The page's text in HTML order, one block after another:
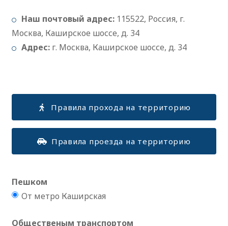
Наш почтовый адрес: 115522, Россия, г.
Москва, Каширское шоссе, д. 34
Адрес: г. Москва, Каширское шоссе, д. 34
Правила прохода на территорию
Правила проезда на территорию
Пешком
От метро Каширская
Общественым транспортом